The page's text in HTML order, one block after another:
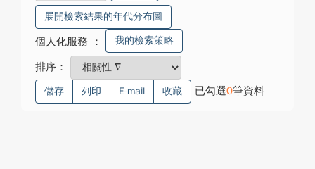
展開檢索結果的年代分布圖
個人化服務 ： 我的檢索策略
排序：
儲存 列印 E-mail 收藏 已勾選0筆資料